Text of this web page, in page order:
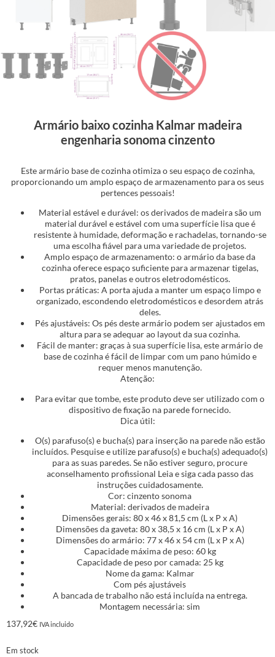
Armário baixo cozinha Kalmar madeira
engenharia sonoma cinzento
Este armário base de cozinha otimiza o seu espaço de cozinha,
proporcionando um amplo espaço de armazenamento para os seus
pertences pessoais!
Material estável e durável: os derivados de madeira são um
material durável e estável com uma superfície lisa que é
resistente à humidade, deformação e rachadelas, tornando-se
uma escolha fiável para uma variedade de projetos.
Amplo espaço de armazenamento: o armário da base da
cozinha oferece espaço suficiente para armazenar tigelas,
pratos, panelas e outros eletrodomésticos.
Portas práticas: A porta ajuda a manter um espaço limpo e
organizado, escondendo eletrodomésticos e desordem atrás
deles.
Pés ajustáveis: Os pés deste armário podem ser ajustados em
altura para se adequar ao layout da sua cozinha.
Fácil de manter: graças à sua superfície lisa, este armário de
base de cozinha é fácil de limpar com um pano húmido e
requer menos manutenção.
Atenção:
Para evitar que tombe, este produto deve ser utilizado com o
dispositivo de fixação na parede fornecido.
Dica útil:
O(s) parafuso(s) e bucha(s) para inserção na parede não estão
incluídos. Pesquise e utilize parafuso(s) e bucha(s) adequado(s)
para as suas paredes. Se não estiver seguro, procure
aconselhamento profissional Leia e siga cada passo das
instruções cuidadosamente.
Cor: cinzento sonoma
Material: derivados de madeira
Dimensões gerais: 80 x 46 x 81,5 cm (L x P x A)
Dimensões da gaveta: 80 x 38,5 x 16 cm (L x P x A)
Dimensões do armário: 77 x 46 x 54 cm (L x P x A)
Capacidade máxima de peso: 60 kg
Capacidade de peso por camada: 25 kg
Nome da gama: Kalmar
Com pés ajustáveis
A bancada de trabalho não está incluída na entrega.
Montagem necessária: sim
137,92€ IVA incluido
Em stock